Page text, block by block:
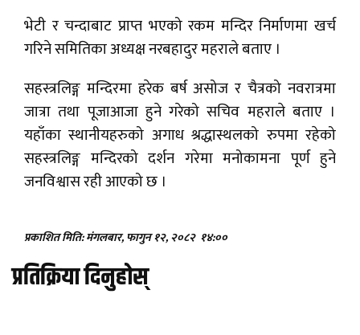
भेटी र चन्दाबाट प्राप्त भएको रकम मन्दिर निर्माणमा खर्च
गरिने समितिका अध्यक्ष नरबहादुर महराले बताए ।
सहस्त्रलिङ्ग मन्दिरमा हरेक बर्ष असोज र चैत्रको नवरात्रमा
जात्रा तथा पूजाआजा हुने गरेको सचिव महराले बताए ।
यहाँका स्थानीयहरुको अगाध श्रद्धास्थलको रुपमा रहेको
सहस्त्रलिङ्ग मन्दिरको दर्शन गरेमा मनोकामना पूर्ण हुने
जनविश्वास रही आएको छ ।
प्रकाशित मिति: मंगलबार, फागुन १२, २०८२ १४:००
प्रतिक्रिया दिनुहोस्